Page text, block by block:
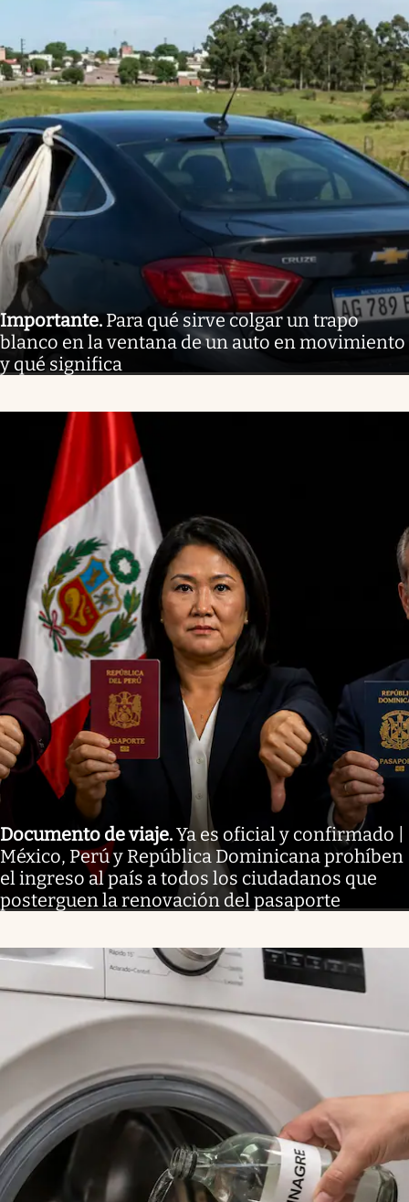
Importante. Para qué sirve colgar un trapo
blanco en la ventana de un auto en movimiento
y qué significa
Documento de viaje.Ya es oficial y confirmado |
México, Perú y República Dominicana prohíben
el ingreso al país a todos los ciudadanos que
posterguen la renovación del pasaporte